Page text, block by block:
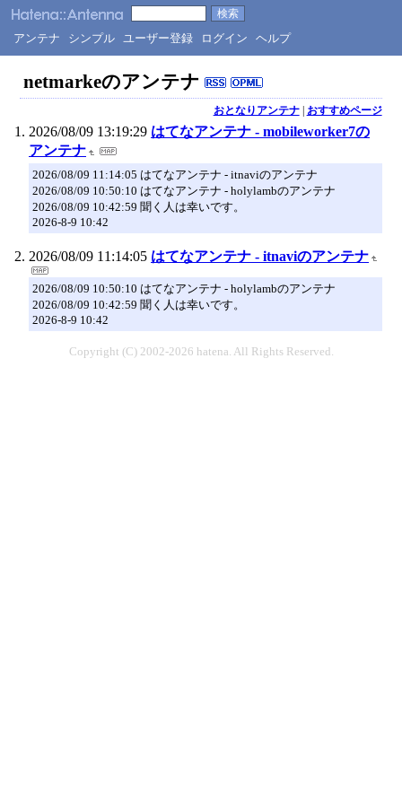
アンテナ シンプル ユーザー登録 ログイン ヘルプ
netmarkeのアンテナ
おとなりアンテナ| おすすめページ
2026/08/09 13:19:29 はてなアンテナ - mobileworker7の
アンテナ
2026/08/09 11:14:05 はてなアンテナ - itnaviのアンテナ
2026/08/09 10:50:10 はてなアンテナ - holylambのアンテナ
2026/08/09 10:42:59 聞く人は幸いです。
2026-8-9 10:42
2026/08/09 11:14:05 はてなアンテナ - itnaviのアンテナ
2026/08/09 10:50:10 はてなアンテナ - holylambのアンテナ
2026/08/09 10:42:59 聞く人は幸いです。
2026-8-9 10:42
Copyright (C) 2002-2026 hatena. All Rights Reserved.